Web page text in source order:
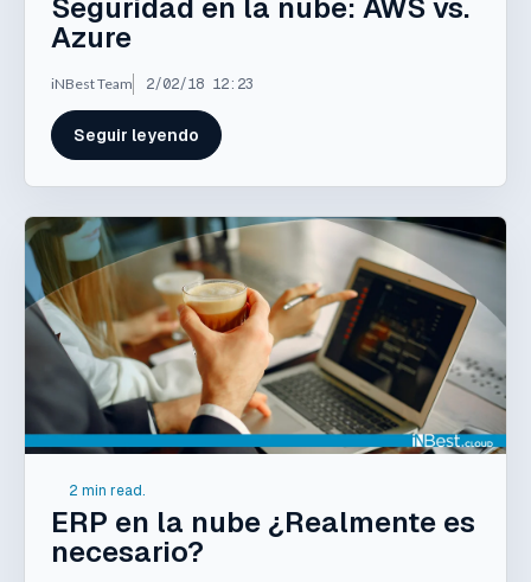
Seguridad en la nube: AWS vs.
Azure
iNBest Team 2/02/18 12:23
Seguir leyendo
2 min read.
ERP en la nube ¿Realmente es
necesario?